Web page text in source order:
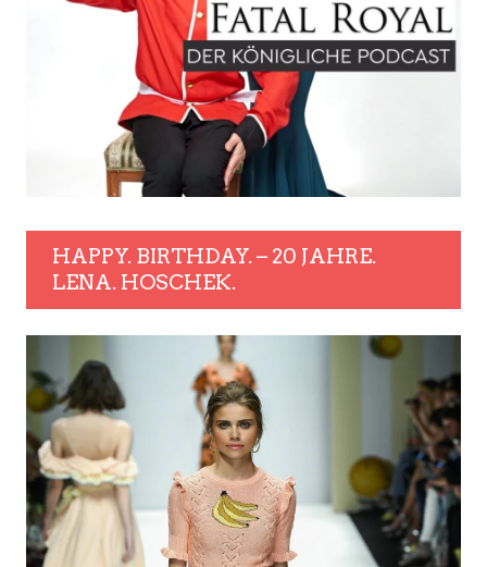
HAPPY. BIRTHDAY. – 20 JAHRE.
LENA. HOSCHEK.